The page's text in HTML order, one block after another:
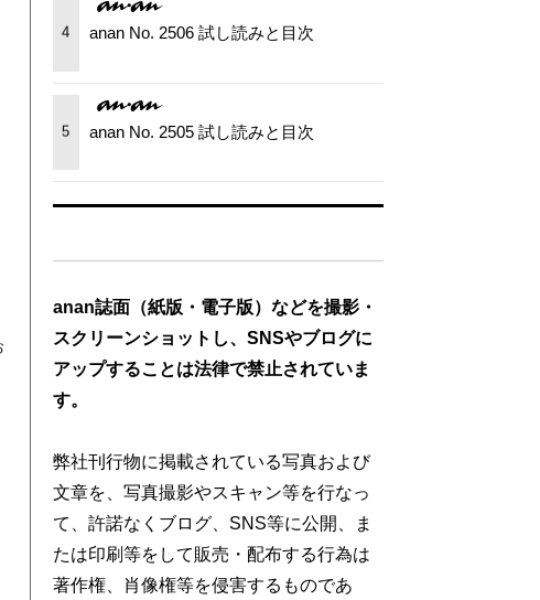
4 anan No. 2506 試し読みと目次
5 anan No. 2505 試し読みと目次
anan誌面（紙版・電子版）などを撮影・
スクリーンショットし、SNSやブログに
アップすることは法律で禁止されていま
す。
弊社刊行物に掲載されている写真および
文章を、写真撮影やスキャン等を行なっ
て、許諾なくブログ、SNS等に公開、ま
たは印刷等をして販売・配布する行為は
著作権、肖像権等を侵害するものであ